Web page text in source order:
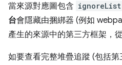
當來源對應圖包含 ignoreList
台會隱藏由捆綁器 (例如
產生的來源中的第三方框架，
如要查看完整堆疊追蹤 (包括